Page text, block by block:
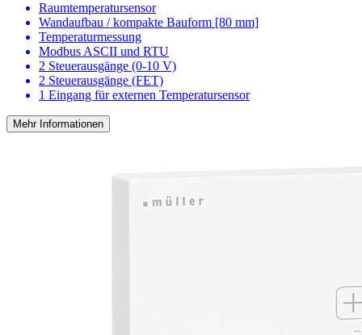
Raumtemperatursensor
Wandaufbau / kompakte Bauform [80 mm]
Temperaturmessung
Modbus ASCII und RTU
2 Steuerausgänge (0-10 V)
2 Steuerausgänge (FET)
1 Eingang für externen Temperatursensor
Mehr Informationen